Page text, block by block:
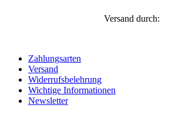
Versand durch:
Zahlungsarten
Versand
Widerrufsbelehrung
Wichtige Informationen
Newsletter